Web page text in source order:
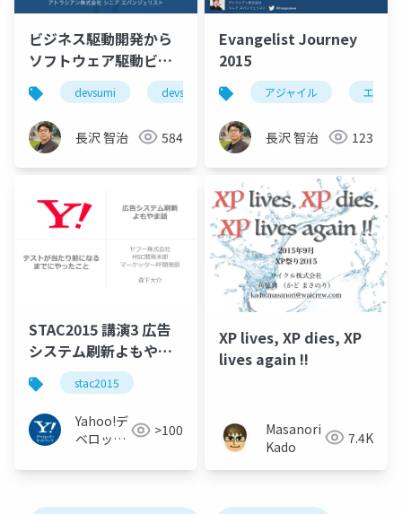
ビジネス駆動開発から
ソフトウェア駆動ビジ
ネスへ #devsumiB 19-
B-6
devsumi devsumi2016 atlassian アジャ
長沢 智治 584
Evangelist Journey
2015
アジャイル エバン
長沢 智治 123
STAC2015 講演3 広告
システム刷新よもやま
話〜テストが当たり前
となるまでにやったこ
と #stac2015
stac2015
Yahoo!デ
ベロッパ
ワーク
>100
XP lives, XP dies, XP
lives again !!
Masanori
Kado
7.4K